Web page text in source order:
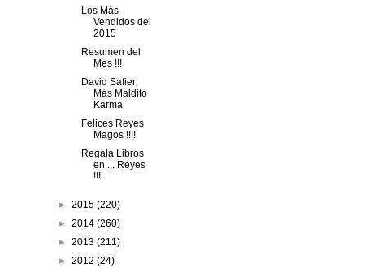
Los Más
Vendidos del
2015
Resumen del
Mes !!!
David Safier:
Más Maldito
Karma
Felices Reyes
Magos !!!!
Regala Libros
en ... Reyes
!!!
► 2015 (220)
► 2014 (260)
► 2013 (211)
► 2012 (24)